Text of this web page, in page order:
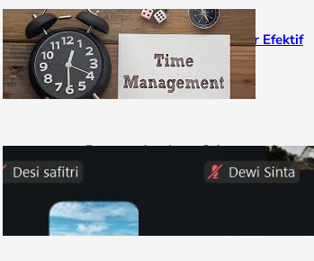
Tips Mengelola Waktu agar Efektif
15/10/2025
Desanta Academy Selenggarakan
Training “How to Development
Career?” Bersama 63 Mahasiswa dari
Berbagai Kampus
14/10/2025